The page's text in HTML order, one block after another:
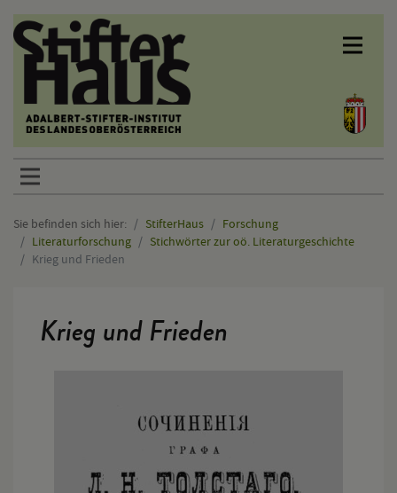
Sprunglinks
Sie befinden sich hier: StifterHaus
Forschung
Literaturforschung
Stichwörter zur oö. Literaturgeschichte
Krieg und Frieden
Krieg und Frieden